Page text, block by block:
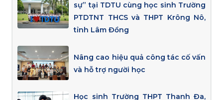
sự” tại TDTU cùng học sinh Trường
PTDTNT THCS và THPT Krông Nô,
tỉnh Lâm Đồng
Nâng cao hiệu quả công tác cố vấn
và hỗ trợ người học
Học sinh Trường THPT Thanh Đa,